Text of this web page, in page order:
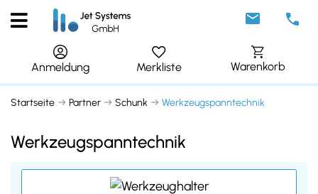
Anmeldung Merkliste Warenkorb
Startseite Partner Schunk Werkzeugspanntechnik
Werkzeugspanntechnik